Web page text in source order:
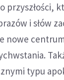
przyszłości,
i słów
nowe
typu